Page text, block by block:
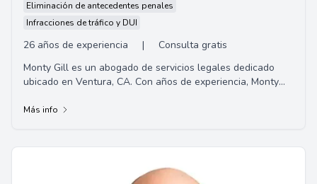
Eliminación de antecedentes penales
Infracciones de tráfico y DUI
26 años de experiencia |
Consulta gratis
Monty Gill es un abogado de servicios legales dedicado
ubicado en Ventura, CA. Con años de experiencia, Monty
Más info